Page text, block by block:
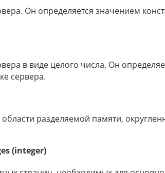
Он определяется значением
в виде целого числа. Он
сервера.
разделяемой памяти,
(integer)